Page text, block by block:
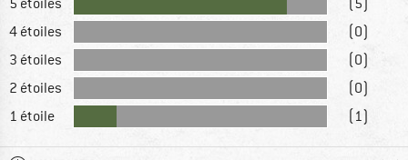
4 étoiles
(0)
3 étoiles
(0)
2 étoiles
(0)
1 étoile
(1)